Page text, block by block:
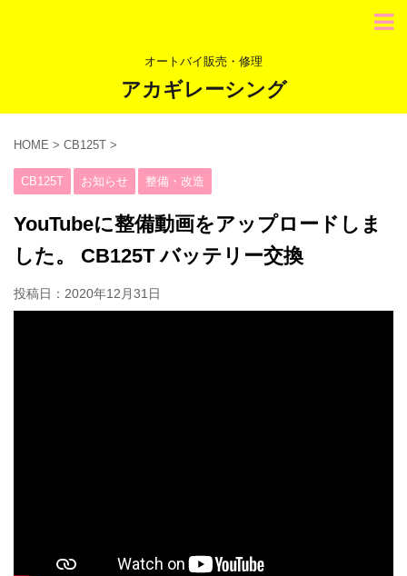
オートバイ販売・修理
アカギレーシング
HOME > CB125T >
CB125T お知らせ 整備・改造
YouTubeに整備動画をアップロードしま
した。 CB125T バッテリー交換
投稿日： 2020年12月31日